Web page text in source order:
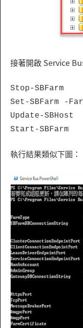
接著開啟 Service
Stop-SBFarm
Set-SBFarm -
Update-SBHost
Start-SBFarm
執行結果類似下圖：